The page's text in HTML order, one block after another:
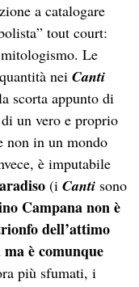
a catalogare
tout court:
Le
neiCanti
scorta appunto di
un vero e proprio
non in un mondo
è imputabile
(iCanti sono
Campana non è
dell’attimo
è comunque
più sfumati, i